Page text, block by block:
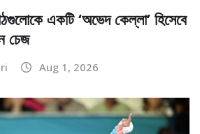
একটি ‘অভেদ কেল্লা’ হিসেবে
চেজ
Aug 1, 2026